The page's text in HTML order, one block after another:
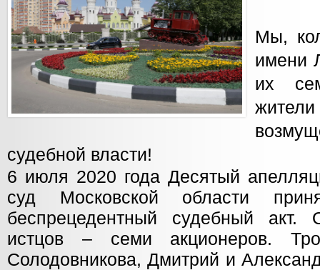
Мы,
имени
их
судебной власти!
6 июля 2020 года Десятый
суд Московской области
беспрецедентный судебный
истцов – семи акционеров.
Солодовникова, Дмитрий и